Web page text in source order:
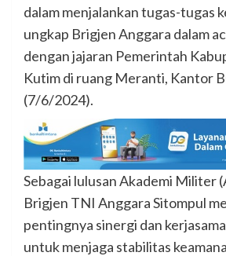
dalam menjalankan tugas-tugas
ungkap Brigjen Anggara dalam
dengan jajaran Pemerintah
Kutim di ruang Meranti, Kantor
(7/6/2024).
Sebagai lulusan Akademi Militer
Brigjen TNI Anggara Sitompul
pentingnya sinergi dan
untuk menjaga stabilitas